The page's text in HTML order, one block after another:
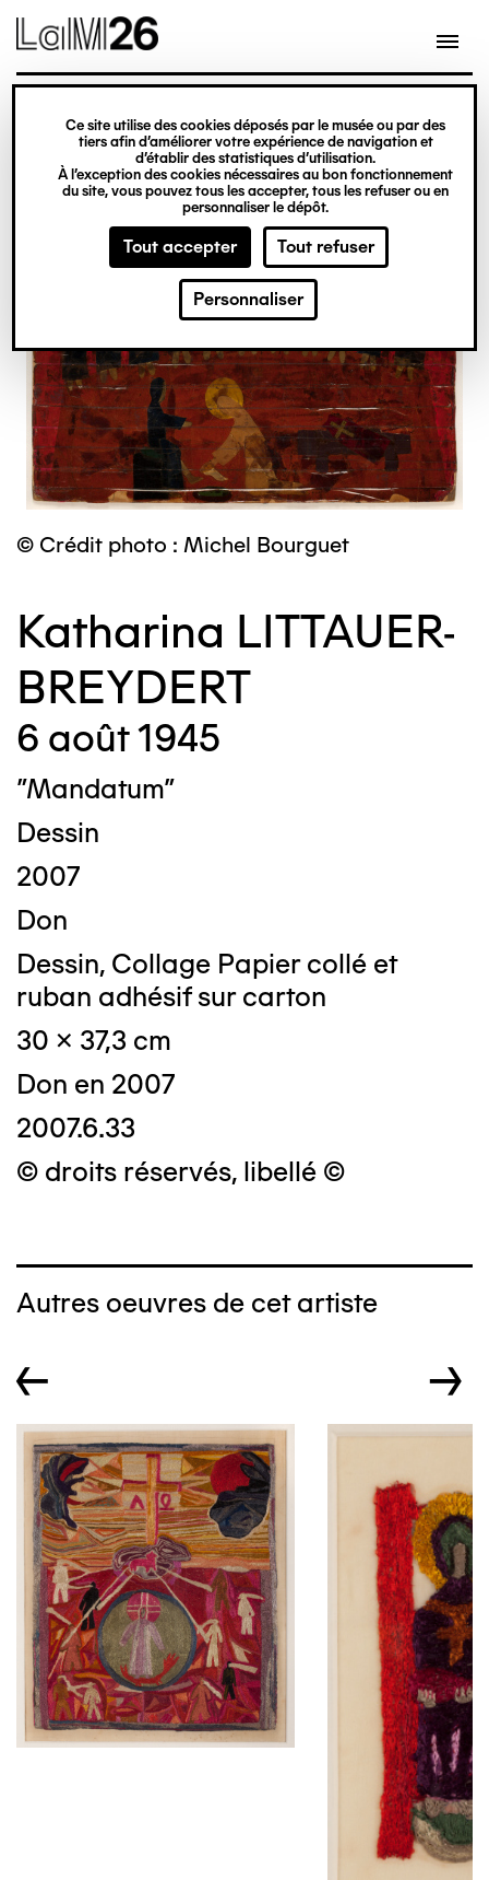
Gestion des cookies
Ce site utilise des cookies déposés par le musée ou par des
tiers afin d’améliorer votre expérience de navigation et
d’établir des statistiques d’utilisation.
À l’exception des cookies nécessaires au bon fonctionnement
du site, vous pouvez tous les accepter, tous les refuser ou en
personnaliser le dépôt.
Tout accepter Tout refuser
Personnaliser
contenu
© Crédit photo : Michel Bourguet
Katharina LITTAUER-
BREYDERT
6 août 1945
"Mandatum"
Dessin
2007
Don
Dessin, Collage Papier collé et
ruban adhésif sur carton
30 x 37,3 cm
Don en 2007
2007.6.33
© droits réservés, libellé ©
Autres oeuvres de cet artiste
← →